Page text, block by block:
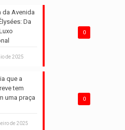
0
da Avenida
Da
de 2025
0
que a
tem
uma praça
de 2025